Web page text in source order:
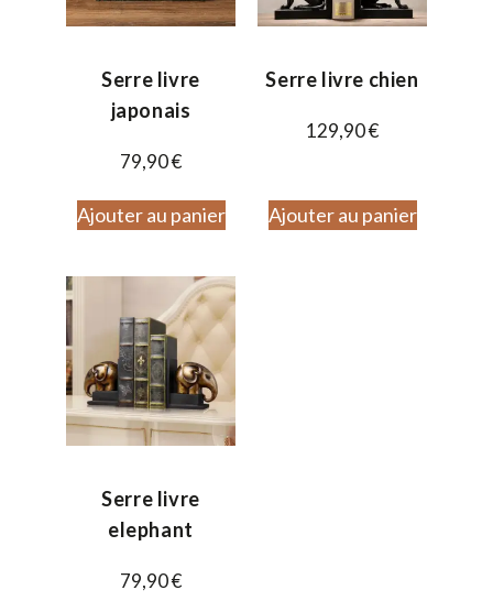
Serre livre
japonais
79,90€
Ajouter au panier
Serre livre chien
129,90€
Ajouter au panier
Serre livre
elephant
79,90€